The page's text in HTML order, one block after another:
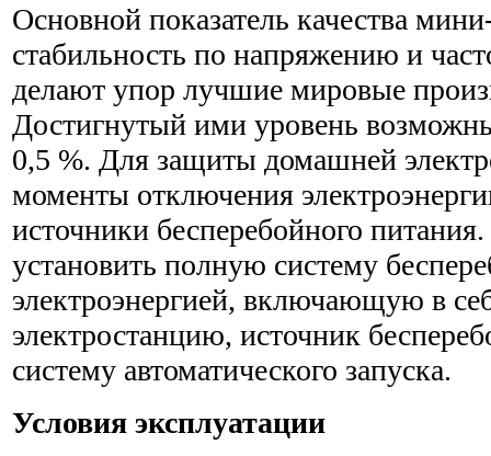
Основной показатель качества
стабильность по напряжению и
делают упор лучшие мировые
Достигнутый ими уровень
0,5 %. Для защиты домашней
моменты отключения
источники бесперебойного
установить полную систему
электроэнергией, включающую в
электростанцию, источник
систему автоматического запуска.
Условия эксплуатации